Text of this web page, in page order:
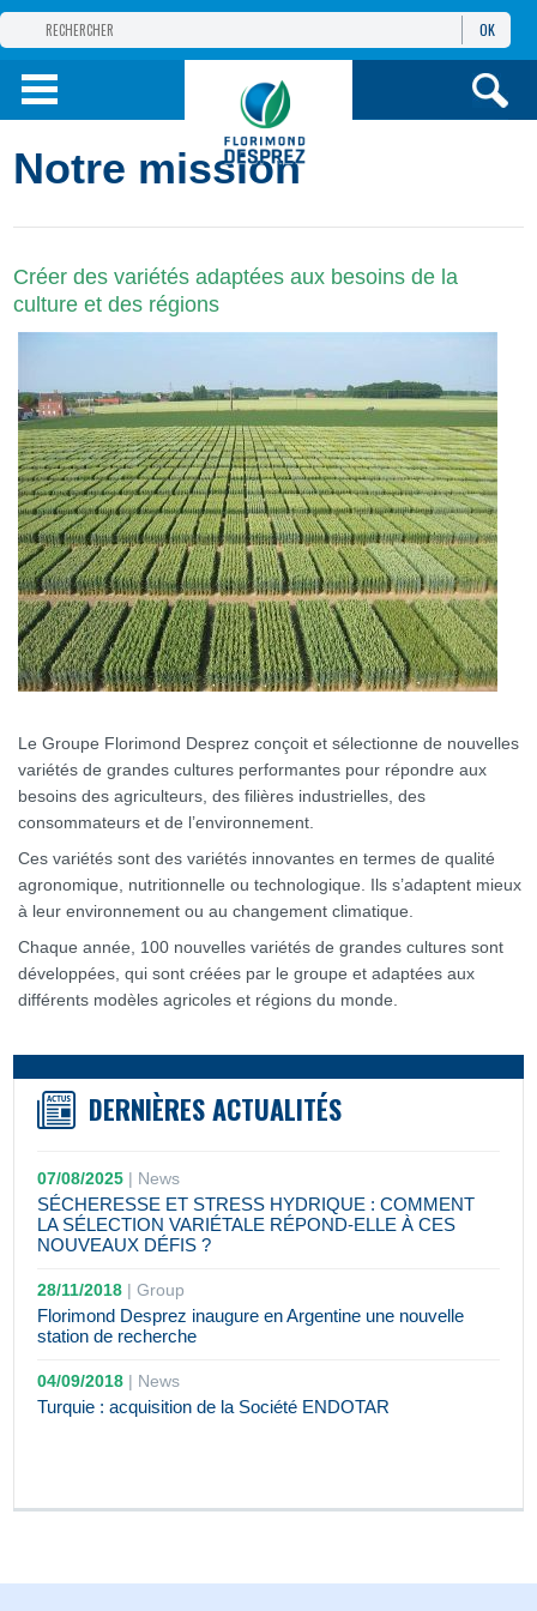
GROUPE
PRODUITS
OK
Notre mission
Créer des variétés adaptées aux besoins de la
culture et des régions
Le Groupe Florimond Desprez conçoit et sélectionne de nouvelles
variétés de grandes cultures performantes pour répondre aux
besoins des agriculteurs, des filières industrielles, des
consommateurs et de l’environnement.
Ces variétés sont des variétés innovantes en termes de qualité
agronomique, nutritionnelle ou technologique. Ils s’adaptent mieux
à leur environnement ou au changement climatique.
Chaque année, 100 nouvelles variétés de grandes cultures sont
développées, qui sont créées par le groupe et adaptées aux
différents modèles agricoles et régions du monde.
DERNIÈRES ACTUALITÉS
07/08/2025 | News
SÉCHERESSE ET STRESS HYDRIQUE : COMMENT
LA SÉLECTION VARIÉTALE RÉPOND-ELLE À CES
NOUVEAUX DÉFIS ?
28/11/2018 |Group
Florimond Desprez inaugure en Argentine une nouvelle
station de recherche
04/09/2018 | News
Turquie : acquisition de la Société ENDOTAR